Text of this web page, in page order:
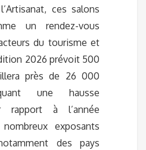
ces salons
un rendez-vous
du tourisme et
2026 prévoit 500
près de 26 000
une hausse
rapport à l’année
exposants
des pays